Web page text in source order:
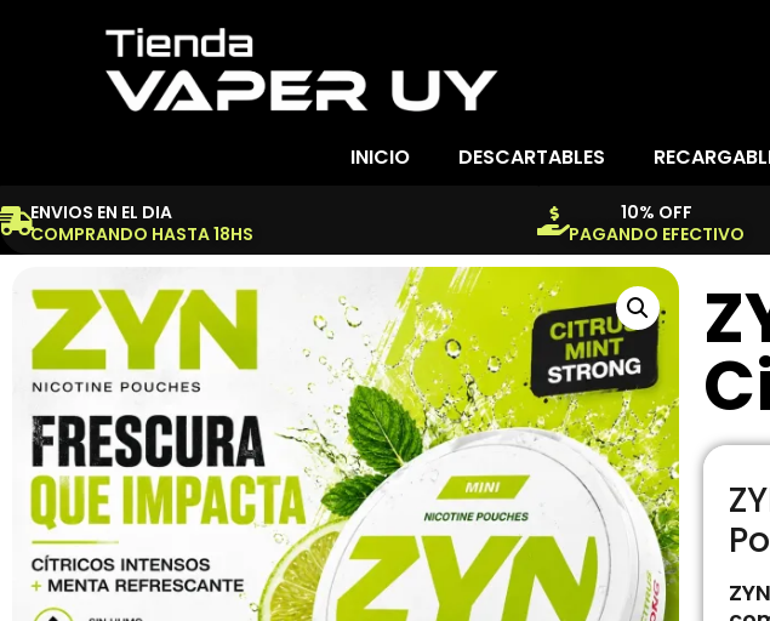
INICIO DESCARTABLES
ENVIOS EN EL DIA
COMPRANDO HASTA 18HS
10% OFF
PAGANDO EFECTIVO